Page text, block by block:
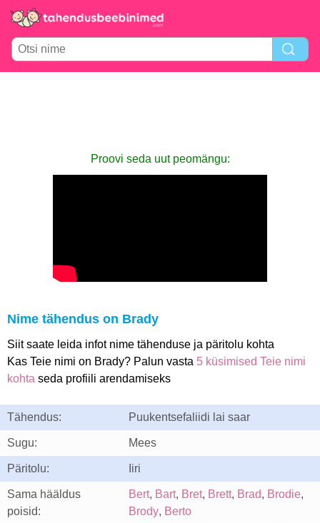
Proovi seda uut peomängu:
Nime tähendus on Brady
Siit saate leida infot nime tähenduse ja päritolu kohta
Kas Teie nimi on Brady? Palun vasta 5 küsimised Teie nimi
kohta seda profiili arendamiseks
Tähendus: Puukentsefaliidi lai saar
Sugu: Mees
Päritolu: Iiri
Sama hääldus
poisid:
Bert, Bart, Bret, Brett, Brad, Brodie,
Brody, Berto